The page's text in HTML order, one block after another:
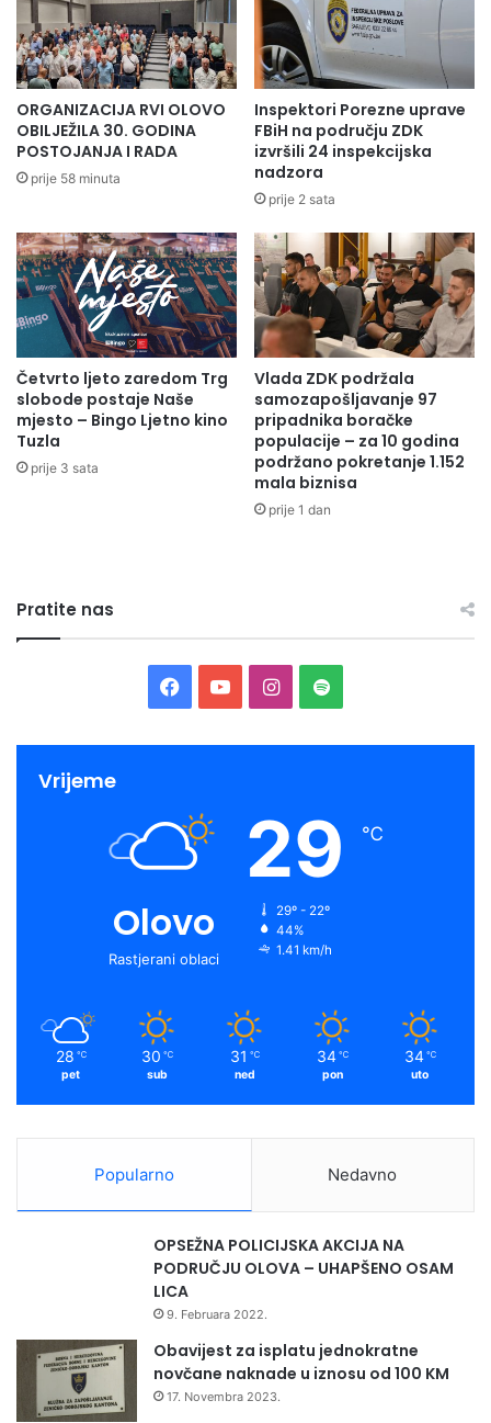
ORGANIZACIJA RVI OLOVO
OBILJEŽILA 30. GODINA
POSTOJANJA I RADA
prije 58 minuta
Inspektori Porezne uprave
FBiH na području ZDK
izvršili 24 inspekcijska
nadzora
prije 2 sata
Četvrto ljeto zaredom Trg
slobode postaje Naše
mjesto – Bingo Ljetno kino
Tuzla
prije 3 sata
Vlada ZDK podržala
samozapošljavanje 97
pripadnika boračke
populacije – za 10 godina
podržano pokretanje 1.152
mala biznisa
prije 1 dan
Pratite nas
Facebook
YouTubeInstagram
Spotify
Vrijeme
Olovo
Rastjerani oblaci
29 ℃
29º - 22º
44%
1.41 km/h
28 ℃
pet
30 ℃
sub
31 ℃
ned
34 ℃
pon
34 ℃
uto
Popularno Nedavno
OPSEŽNA POLICIJSKA AKCIJA NA
PODRUČJU OLOVA – UHAPŠENO OSAM
LICA
9. Februara 2022.
Obavijest za isplatu jednokratne
novčane naknade u iznosu od 100 KM
17. Novembra 2023.